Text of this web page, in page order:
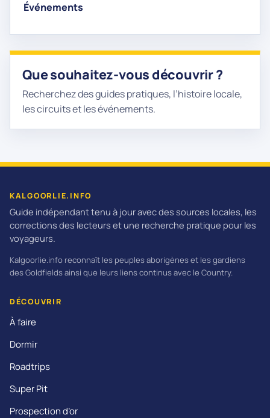
Événements
Que souhaitez-vous découvrir ?
Recherchez des guides pratiques, l’histoire locale,
les circuits et les événements.
KALGOORLIE.INFO
Guide indépendant tenu à jour avec des sources locales, les
corrections des lecteurs et une recherche pratique pour les
voyageurs.
Kalgoorlie.info reconnaît les peuples aborigènes et les gardiens
des Goldfields ainsi que leurs liens continus avec le Country.
DÉCOUVRIR
À faire
Dormir
Roadtrips
Super Pit
Prospection d’or